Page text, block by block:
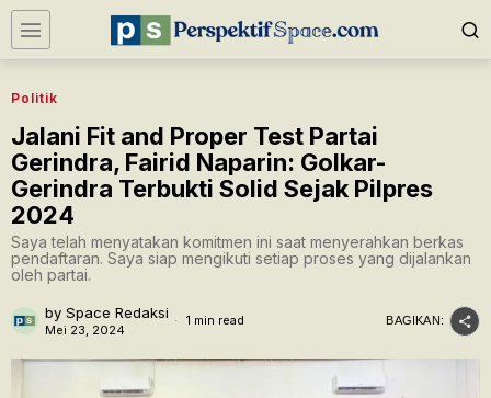
Politik
Jalani Fit and Proper Test Partai
Gerindra, Fairid Naparin: Golkar-
Gerindra Terbukti Solid Sejak Pilpres
2024
Saya telah menyatakan komitmen ini saat menyerahkan berkas
pendaftaran. Saya siap mengikuti setiap proses yang dijalankan
oleh partai.
by Space Redaksi
Mei 23, 2024
1 min read BAGIKAN: